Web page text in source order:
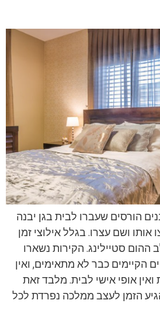
הורסים שעברו לבית בגן יבנה
ושם עצרו. בגלל אילוצי זמן
סטיילינג. הקירות נשארו
הקיימים כבר לא מתאימים, ואין
אופי אישי לבית. מלבד זאת
הזמן לעצב ממלכה נפרדת לכל